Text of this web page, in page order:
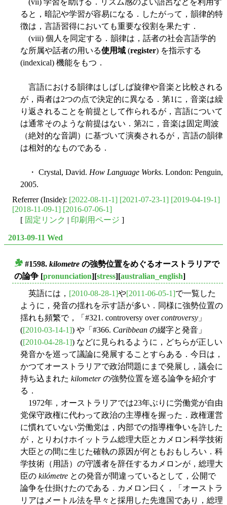
(vii) 学習を助ける．リズム感のよい語呂などを利用す
ると，暗記や学習が容易になる．したがって，韻律的特
徴は，言語習得においても重要な役割を果たす．
(viii) 個人を同定する．韻律は，話者の社会言語学的
な所属や話者の用いる使用域 (register) を指示する
(indexical) 機能をもつ．
言語における韻律はしばしば旋律や音楽と比較される
が，両者は2つの点で決定的に異なる．第1に，音楽は繰
り返されることを前提として作られるが，言語について
は通常そのような前提はない．第2に，音楽は固定周波
（絶対的な音調）に基づいて演奏されるが，言語の韻律
は相対的なものである．
・ Crystal, David. How Language Works. London: Penguin,
2005.
Referrer (Inside): [2022-08-11-1] [2021-07-23-1] [2019-04-19-1]
[2018-11-09-1] [2016-07-06-1]
[ 固定リンク 印刷用ページ ]
2013-09-11 Wed
#1598. kilometre の強勢位置をめぐるオーストラリアで
の論争 [pronunciation][stress][australian_english]
英語には， [2010-08-28-1]や[2011-06-05-1]で一覧した
ように，発音の揺れを示す語が多い．同様に強勢位置の
揺れも頻繁で，「#321. controversy overcontroversy 」
([2010-03-14-1]) や「#366. Caribbean の綴字と発音」
([2010-04-28-1]) などに見られるように，どちらが正しい
発音かを巡って議論に発展することすらある．今日は，
かつてオーストラリアで政治問題にまで発展し，議会に
持ち込まれた kilometerの強勢位置を巡る論争を紹介す
る．
1972年，オーストラリアでは23年ぶりに労働党が自由
党保守政権に代わって政治の主導権を握った．政権運営
に慣れていない労働党は，内部での指導権争いを許した
が，とりわけホイットラム総理大臣とカメロン科学技術
大臣との間に生じた確執の原因が何ともおもしろい．科
学技術（用語）の守護者を辞任するカメロンが，総理大
臣の kilómetre との発音が間違っているとして，公開で
論争を仕掛けたのである．カメロン曰く，「オーストラ
リアはメートル法を早々と採用した先進国であり，総理